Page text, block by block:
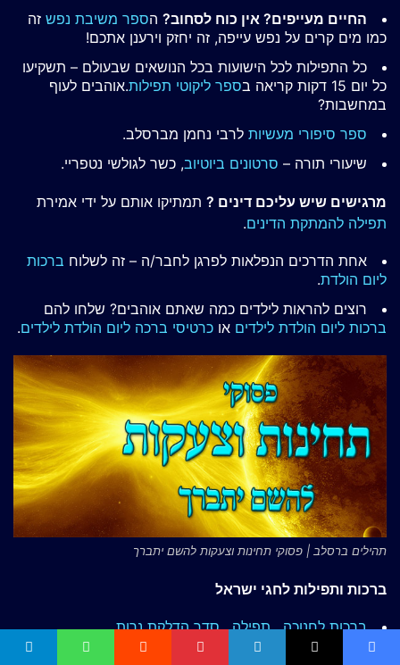
החיים מעייפים? אין כוח לסחוב? הספר משיבת נפש זה
כמו מים קרים על נפש עייפה, זה יחזק וירענן אתכם!
כל התפילות לכל הישועות בכל הנושאים שבעולם – תשקיעו
כל יום 15 דקות קריאה ב
ספר ליקוטי תפילות.אוהבים לעוף
במחשבות?
ספר סיפורי מעשיות לרבי נחמן מברסלב.
שיעורי תורה – סרטונים ביוטיוב, כשר לגולשי נטפריי.
מרגישים שיש עליכם דינים ? תמתיקו אותם על ידי אמירת
תפילה להמתקת הדינים.
אחת הדרכים הנפלאות לפרגן לחבר/ה – זה לשלוח ברכות
ליום הולדת.
רוצים להראות לילדים כמה שאתם אוהבים? שלחו להם
ברכות ליום הולדת לילדים או כרטיסי ברכה ליום הולדת לילדים.
תהילים ברסלב | פסוקי תחינות וצעקות להשם יתברך
ברכות ותפילות לחגי ישראל
ברכות לחנוכה,תפילה,סדר הדלקת נרות
יום כיפור | פדיון כפרות
תפילה